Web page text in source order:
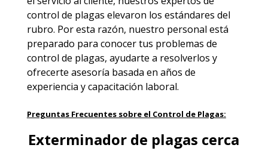
control de plagas elevaron los estándares del
rubro. Por esta razón, nuestro personal está
preparado para conocer tus problemas de
control de plagas, ayudarte a resolverlos y
ofrecerte asesoría basada en años de
experiencia y capacitación laboral.
Preguntas Frecuentes sobre el Control de Plagas:
Exterminador de plagas cerca